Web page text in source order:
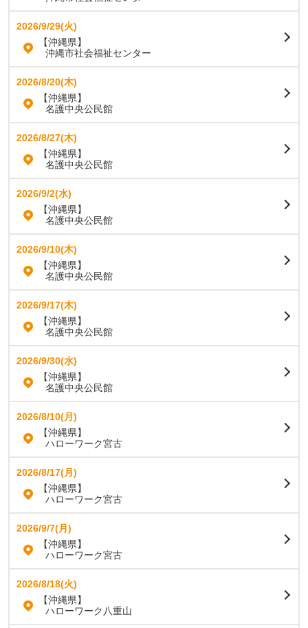
2026/9/29(火)
【沖縄県】
沖縄市社会福祉センター
2026/8/20(木)
【沖縄県】
名護中央公民館
2026/8/27(木)
【沖縄県】
名護中央公民館
2026/9/2(水)
【沖縄県】
名護中央公民館
2026/9/10(木)
【沖縄県】
名護中央公民館
2026/9/17(木)
【沖縄県】
名護中央公民館
2026/9/30(水)
【沖縄県】
名護中央公民館
2026/8/10(月)
【沖縄県】
ハローワーク宮古
2026/8/17(月)
【沖縄県】
ハローワーク宮古
2026/9/7(月)
【沖縄県】
ハローワーク宮古
2026/8/18(火)
【沖縄県】
ハローワーク八重山